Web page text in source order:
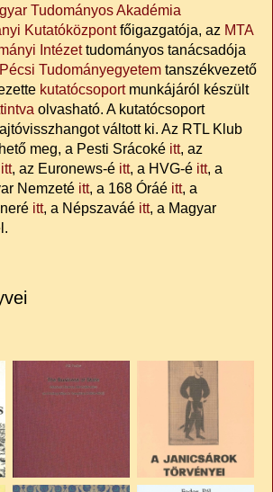
Tudományos Akadémia
Kutatóközpontfőigazgatója, az MTA
Intézettudományos tanácsadója
Pécsi Tudományegyetem tanszékvezető
kutatócsoportmunkájáról készült
olvasható. A kutatócsoport
váltott ki. Az RTL Klub
meg, a Pesti Srácoké itt, az
itt, az Euronews-é itt, a HVG-é itt, a
Nemzeté itt, a 168 Óráé itt, a
itt, a Népszaváé itt, a Magyar